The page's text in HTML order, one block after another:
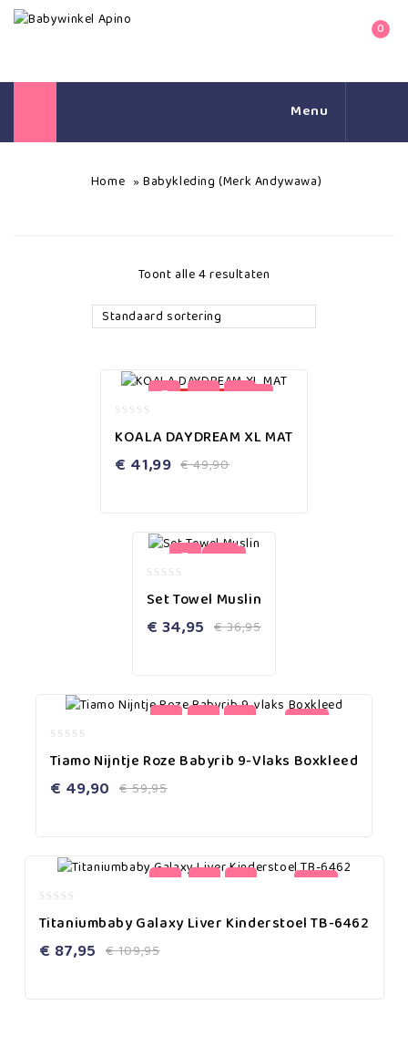
0
Menu
Home » Babykleding (Merk Andywawa)
Toont alle 4 resultaten
Standaard sortering
-16%
out
5
KOALA DAYDREAM XL MAT
€49,90
€ 41,99
-5%
out
5
Set Towel Muslin
€36,95
€ 34,95
-17%
out
5
Tiamo Nijntje Roze Babyrib 9-Vlaks Boxkleed
€59,95
€ 49,90
-20%
out
5
Titaniumbaby Galaxy Liver Kinderstoel TB-6462
€109,95
€ 87,95